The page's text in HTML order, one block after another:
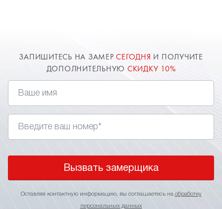
ЗАПИШИТЕСЬ НА ЗАМЕРСЕГОДНЯ И ПОЛУЧИТЕ
ДОПОЛНИТЕЛЬНУЮ СКИДКУ 10%
Вызвать замерщика
Оставляя контактную информацию, вы соглашаетесь на обработку
персональных данных